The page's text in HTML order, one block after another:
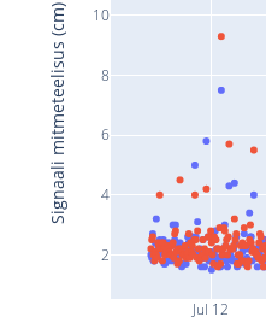
Jul 12
2
4
6
8
10
Signaali mitmeteelisus (cm)